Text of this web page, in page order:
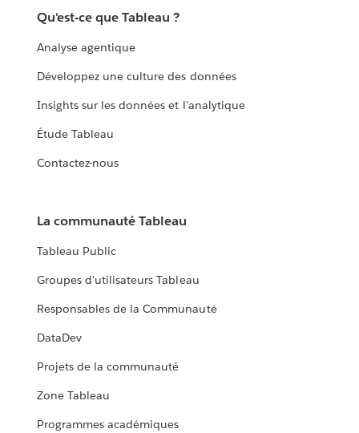
Qu'est-ce que Tableau ?
Analyse agentique
Développez une culture des données
Insights sur les données et l'analytique
Étude Tableau
Contactez-nous
La communauté Tableau
Tableau Public
Groupes d'utilisateurs Tableau
Responsables de la Communauté
DataDev
Projets de la communauté
Zone Tableau
Programmes académiques